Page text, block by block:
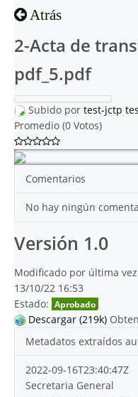
Atrás
2-Acta de
pdf_5.pdf
Subido por test-jctp
Promedio (0 Votos)
Comentarios
No hay ningún
Versión 1.0
Modificado por última
13/10/22 16:53
Estado: Aprobado
Descargar (219k)
Metadatos extraídos
2022-09-16T23:40:47Z
Secretaria General